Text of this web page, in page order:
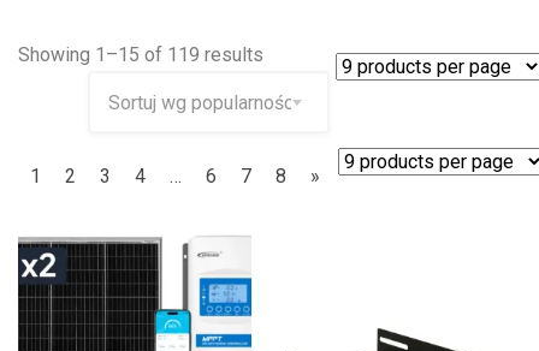
Showing 1–15 of 119 results
1 2 3 4 … 6 7 8 »